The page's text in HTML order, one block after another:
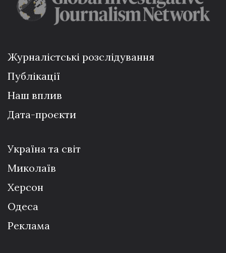
Журналістські розслідування
Публікації
Наш вплив
Дата-проєкти
Україна та світ
Миколаїв
Херсон
Одеса
Реклама